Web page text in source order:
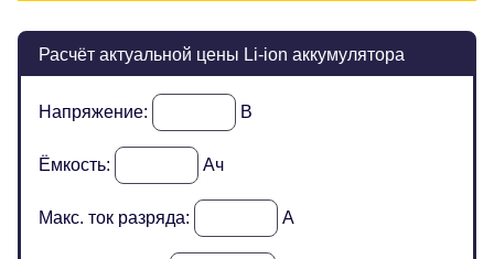
Расчёт актуальной цены Li-ion аккумулятора
Напряжение: В
Ёмкость: Ач
Макс. ток разряда: А